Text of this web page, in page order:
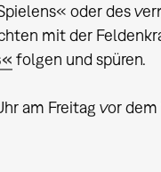
oder des
mit der
folgen und spüren.
am Freitag vor